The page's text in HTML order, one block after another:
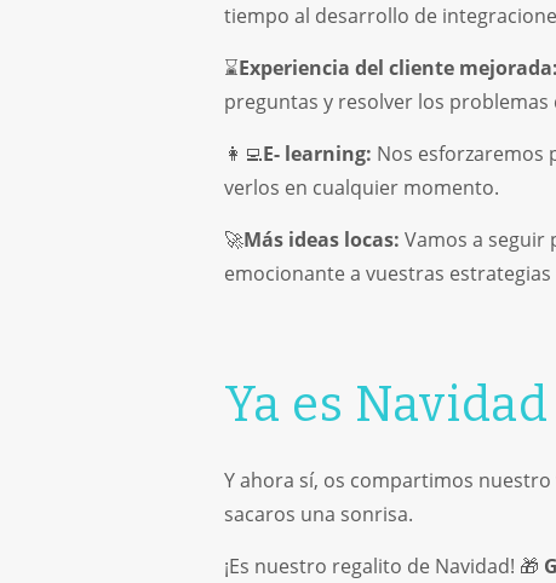
tiempo al desarrollo de
⌛Experiencia del cliente mejorada:
preguntas y resolver los
👩‍💻E- learning: Nos esforzaremos
verlos en cualquier momento.
🚀Más ideas locas: Vamos a seguir
emocionante a vuestras
Ya es
Y ahora sí, os compartimos nuestro
sacaros una sonrisa.
¡Es nuestro regalito de Navidad! 🎁